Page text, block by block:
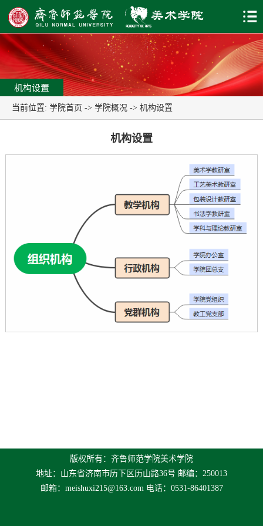
机构设置
当前位置: 学院首页 -> 学院概况 -> 机构设置
机构设置
版权所有：齐鲁师范学院美术学院
地址：山东省济南市历下区历山路36号 邮编：250013
邮箱： meishuxi215@163.com电话：0531-86401387